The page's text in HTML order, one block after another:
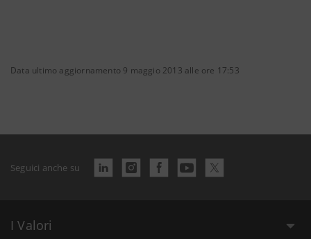
Data ultimo aggiornamento 9 maggio 2013 alle ore 17:53
Seguici anche su
I Valori